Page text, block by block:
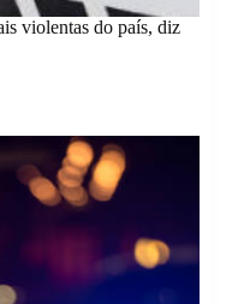
violentas do país, diz